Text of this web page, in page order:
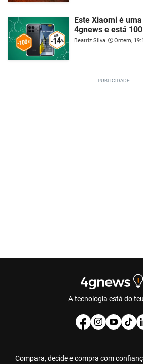
Este Xiaomi é
4gnews e está
Beatriz Silva Ontem,
A tecnologia está do
Compara, decide e compra com